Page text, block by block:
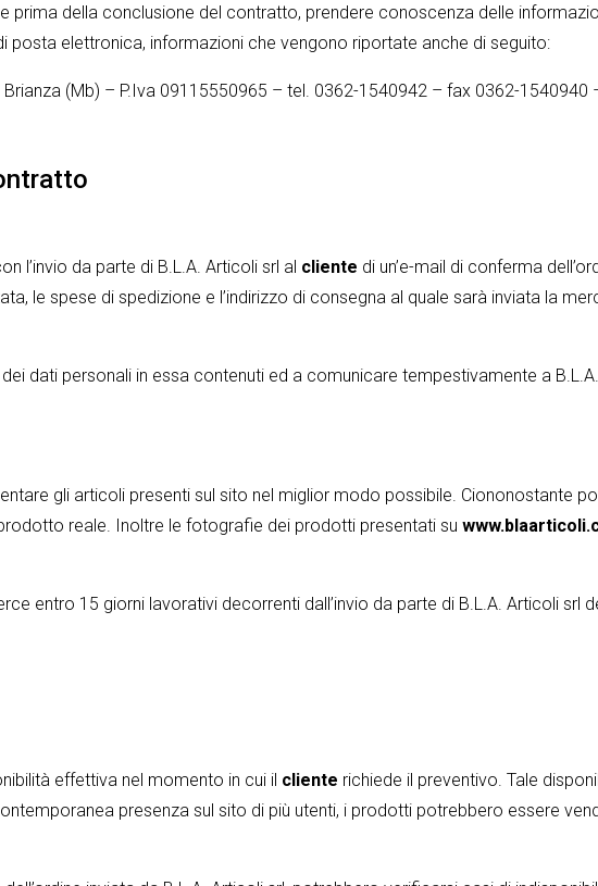
prima della conclusione del contratto, prendere conoscenza delle
posta elettronica, informazioni che vengono riportate anche di seguito:
(Mb) – P.Iva 09115550965 – tel. 0362-1540942 – fax 0362-1540940
l’invio da parte di B.L.A. Articoli srl al cliente di un’e-mail di conferma
le spese di spedizione e l’indirizzo di consegna al quale sarà inviata la
dati personali in essa contenuti ed a comunicare tempestivamente a
gli articoli presenti sul sito nel miglior modo possibile. Ciononostante
reale. Inoltre le fotografie dei prodotti presentati su
entro 15 giorni lavorativi decorrenti dall’invio da parte di B.L.A. Articoli srl
effettiva nel momento in cui il cliente richiede il preventivo. Tale
presenza sul sito di più utenti, i prodotti potrebbero essere